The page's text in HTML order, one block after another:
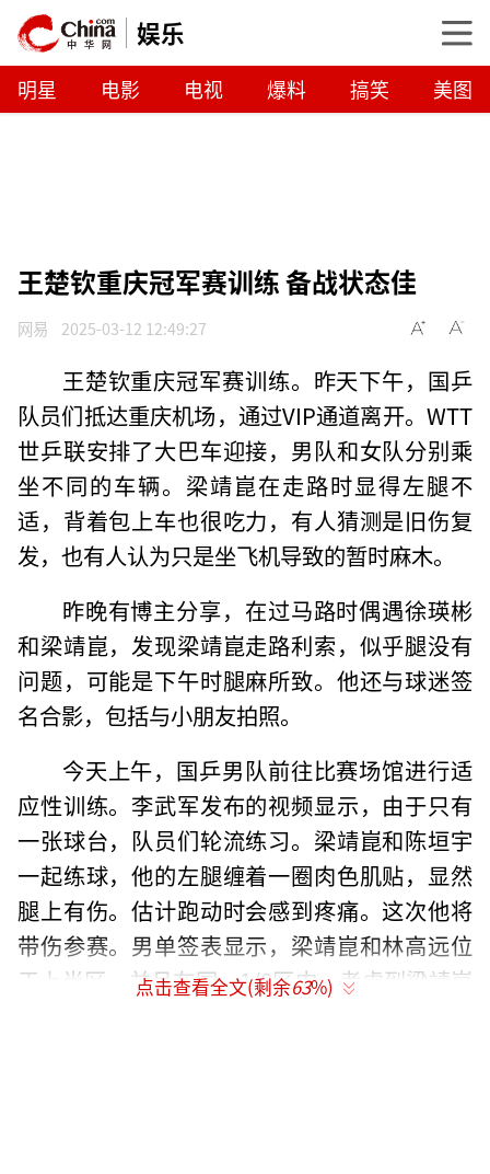
娱乐
明星 电影 电视 爆料 搞笑 美图
王楚钦重庆冠军赛训练 备战状态佳
网易 2025-03-12 12:49:27
王楚钦重庆冠军赛训练。昨天下午，国乒
队员们抵达重庆机场，通过VIP通道离开。WTT
世乒联安排了大巴车迎接，男队和女队分别乘
坐不同的车辆。梁靖崑在走路时显得左腿不
适，背着包上车也很吃力，有人猜测是旧伤复
发，也有人认为只是坐飞机导致的暂时麻木。
昨晚有博主分享，在过马路时偶遇徐瑛彬
和梁靖崑，发现梁靖崑走路利索，似乎腿没有
问题，可能是下午时腿麻所致。他还与球迷签
名合影，包括与小朋友拍照。
今天上午，国乒男队前往比赛场馆进行适
应性训练。李武军发布的视频显示，由于只有
一张球台，队员们轮流练习。梁靖崑和陈垣宇
一起练球，他的左腿缠着一圈肉色肌贴，显然
腿上有伤。估计跑动时会感到疼痛。这次他将
带伤参赛。男单签表显示，梁靖崑和林高远位
于上半区，并且在同一1/8区内。考虑到梁靖崑
点击查看全文(剩余63%)